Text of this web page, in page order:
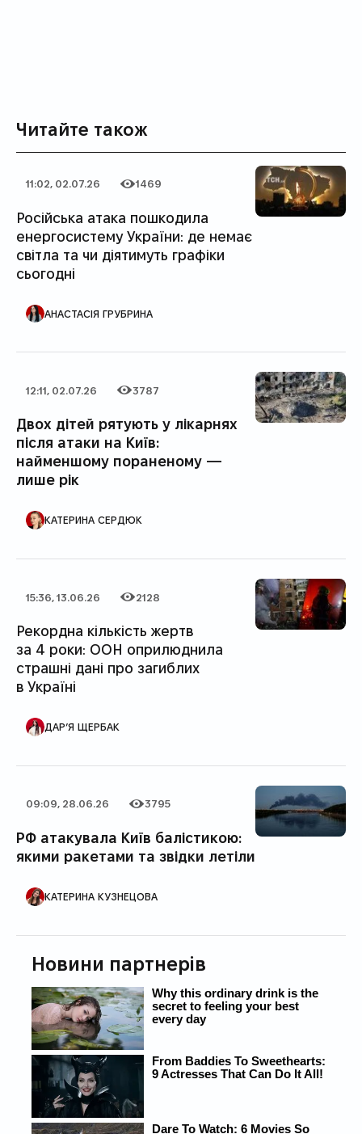
Читайте також
Дата публікації
11:02, 02.07.26
Категорія
Кількість переглядів
1469
Російська атака пошкодила
енергосистему України: де немає
світла та чи діятимуть графіки
сьогодні
АНАСТАСІЯ ГРУБРИНА
Дата публікації
12:11, 02.07.26
Категорія
Кількість переглядів
3787
Двох дітей рятують у лікарнях
після атаки на Київ:
найменшому пораненому —
лише рік
КАТЕРИНА СЕРДЮК
Дата публікації
15:36, 13.06.26
Категорія
Кількість переглядів
2128
Рекордна кількість жертв
за 4 роки: ООН оприлюднила
страшні дані про загиблих
в Україні
ДАР’Я ЩЕРБАК
Дата публікації
09:09, 28.06.26
Категорія
Кількість переглядів
3795
РФ атакувала Київ балістикою:
якими ракетами та звідки летіли
КАТЕРИНА КУЗНЕЦОВА
Новини партнерів